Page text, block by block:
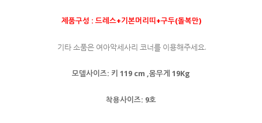
제품구성 : 드레스+기본머리띠+구두(돌복만)
기타 소품은 여아악세사리 코너를 이용해주세요.
모델사이즈: 키 119 cm ,몸무게 19Kg
착용사이즈: 9호